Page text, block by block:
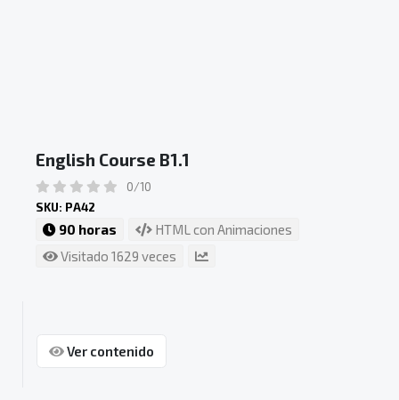
English Course B1.1
0/10
SKU: PA42
90 horas
HTML con Animaciones
Visitado 1629 veces
Ver contenido